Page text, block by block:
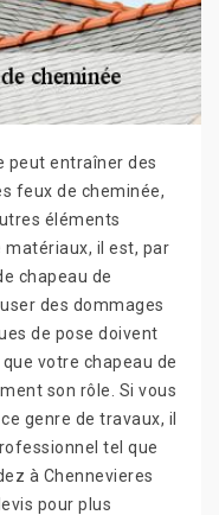
peut entraîner des
feux de cheminée,
éléments
matériaux, il est, par
chapeau de
des dommages
de pose doivent
votre chapeau de
son rôle. Si vous
genre de travaux, il
tel que
à Chennevieres
pour plus